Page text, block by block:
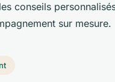
conseils
sur mesure.